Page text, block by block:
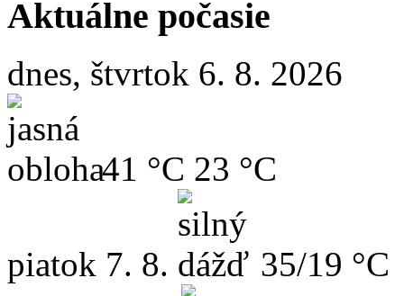
Aktuálne počasie
dnes, štvrtok 6. 8. 2026
41 °C 23 °C
piatok 7. 8.
35/19 °C